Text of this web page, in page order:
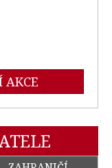
AKCE